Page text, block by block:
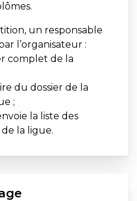
un responsable
l’organisateur :
complet de la
du dossier de la
;
la liste des
la ligue.